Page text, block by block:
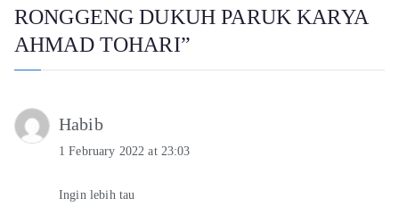
RONGGENG DUKUH PARUK KARYA
AHMAD TOHARI”
Habib
1 February 2022 at 23:03
Ingin lebih tau